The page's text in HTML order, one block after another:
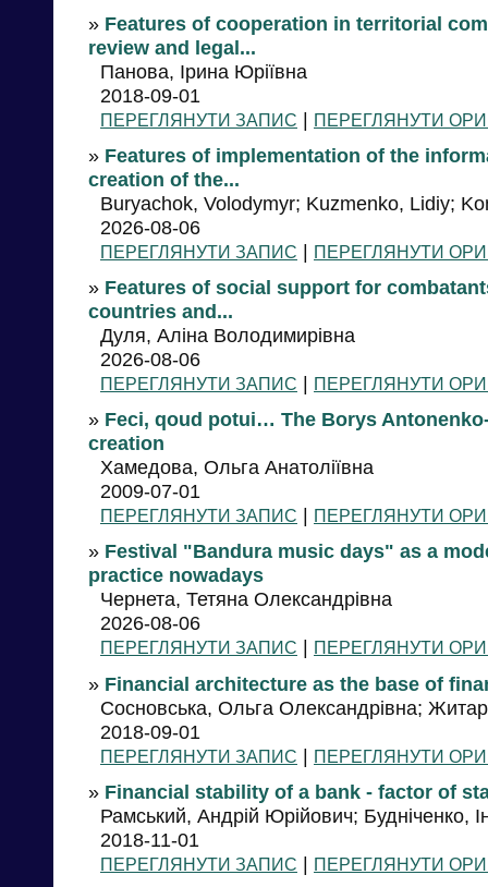
» Features of cooperation in territorial
review and legal...
Панова, Ірина Юріївна
2018-09-01
ПЕРЕГЛЯНУТИ ЗАПИС | ПЕРЕГЛЯНУТИ
» Features of implementation of the
creation of the...
Buryachok, Volodymyr; Kuzmenko, Lidiy;
2026-08-06
ПЕРЕГЛЯНУТИ ЗАПИС | ПЕРЕГЛЯНУТИ
» Features of social support for
countries and...
Дуля, Аліна Володимирівна
2026-08-06
ПЕРЕГЛЯНУТИ ЗАПИС | ПЕРЕГЛЯНУТИ
» Feci, qoud potui… The Borys
creation
Хамедова, Ольга Анатоліївна
2009-07-01
ПЕРЕГЛЯНУТИ ЗАПИС | ПЕРЕГЛЯНУТИ
» Festival "Bandura music days" as a
practice nowadays
Чернета, Тетяна Олександрівна
2026-08-06
ПЕРЕГЛЯНУТИ ЗАПИС | ПЕРЕГЛЯНУТИ
» Financial architecture as the base of
Сосновська, Ольга Олександрівна;
2018-09-01
ПЕРЕГЛЯНУТИ ЗАПИС | ПЕРЕГЛЯНУТИ
» Financial stability of a bank - factor of
Рамський, Андрій Юрійович; Будніченко,
2018-11-01
ПЕРЕГЛЯНУТИ ЗАПИС | ПЕРЕГЛЯНУТИ